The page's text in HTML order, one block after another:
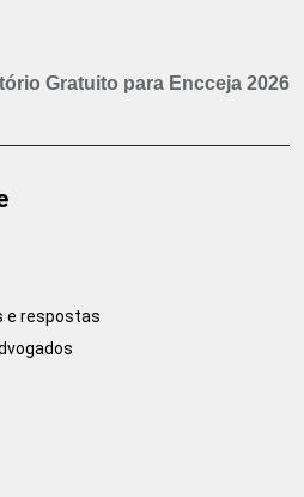
Gratuito para Encceja 2026
e respostas